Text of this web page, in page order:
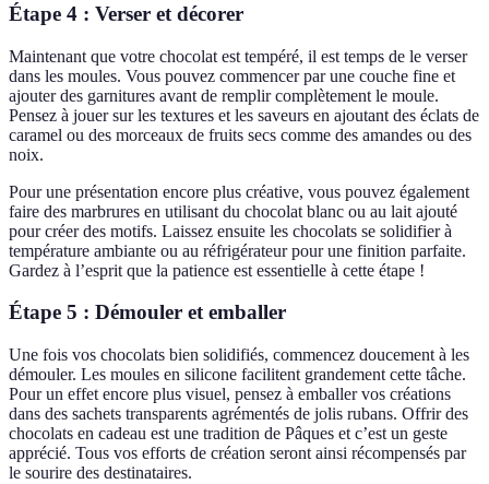
Étape 4 : Verser et décorer
Maintenant que votre chocolat est tempéré, il est temps de le verser
dans les moules. Vous pouvez commencer par une couche fine et
ajouter des garnitures avant de remplir complètement le moule.
Pensez à jouer sur les textures et les saveurs en ajoutant des éclats de
caramel ou des morceaux de fruits secs comme des amandes ou des
noix.
Pour une présentation encore plus créative, vous pouvez également
faire des marbrures en utilisant du chocolat blanc ou au lait ajouté
pour créer des motifs. Laissez ensuite les chocolats se solidifier à
température ambiante ou au réfrigérateur pour une finition parfaite.
Gardez à l’esprit que la patience est essentielle à cette étape !
Étape 5 : Démouler et emballer
Une fois vos chocolats bien solidifiés, commencez doucement à les
démouler. Les moules en silicone facilitent grandement cette tâche.
Pour un effet encore plus visuel, pensez à emballer vos créations
dans des sachets transparents agrémentés de jolis rubans. Offrir des
chocolats en cadeau est une tradition de Pâques et c’est un geste
apprécié. Tous vos efforts de création seront ainsi récompensés par
le sourire des destinataires.